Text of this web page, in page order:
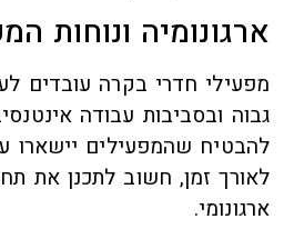
ארגונומיה ונוחות
מפעילי חדרי בקרה עובדים
גבוה ובסביבות עבודה
להבטיח שהמפעילים יישארו
לאורך זמן, חשוב לתכנן את
ארגונומי.